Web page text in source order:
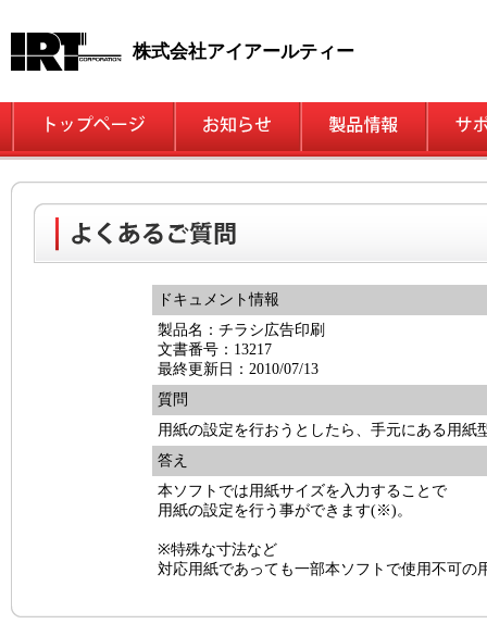
株式会社アイアールティー
ドキュメント情報
製品名：チラシ広告印刷
文書番号：13217
最終更新日：2010/07/13
質問
用紙の設定を行おうとしたら、手元にある用
答え
本ソフトでは用紙サイズを入力することで
用紙の設定を行う事ができます(※)。
※特殊な寸法など
対応用紙であっても一部本ソフトで使用不可の